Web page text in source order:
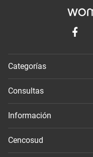
Categorías
Consultas
Información
Cencosud